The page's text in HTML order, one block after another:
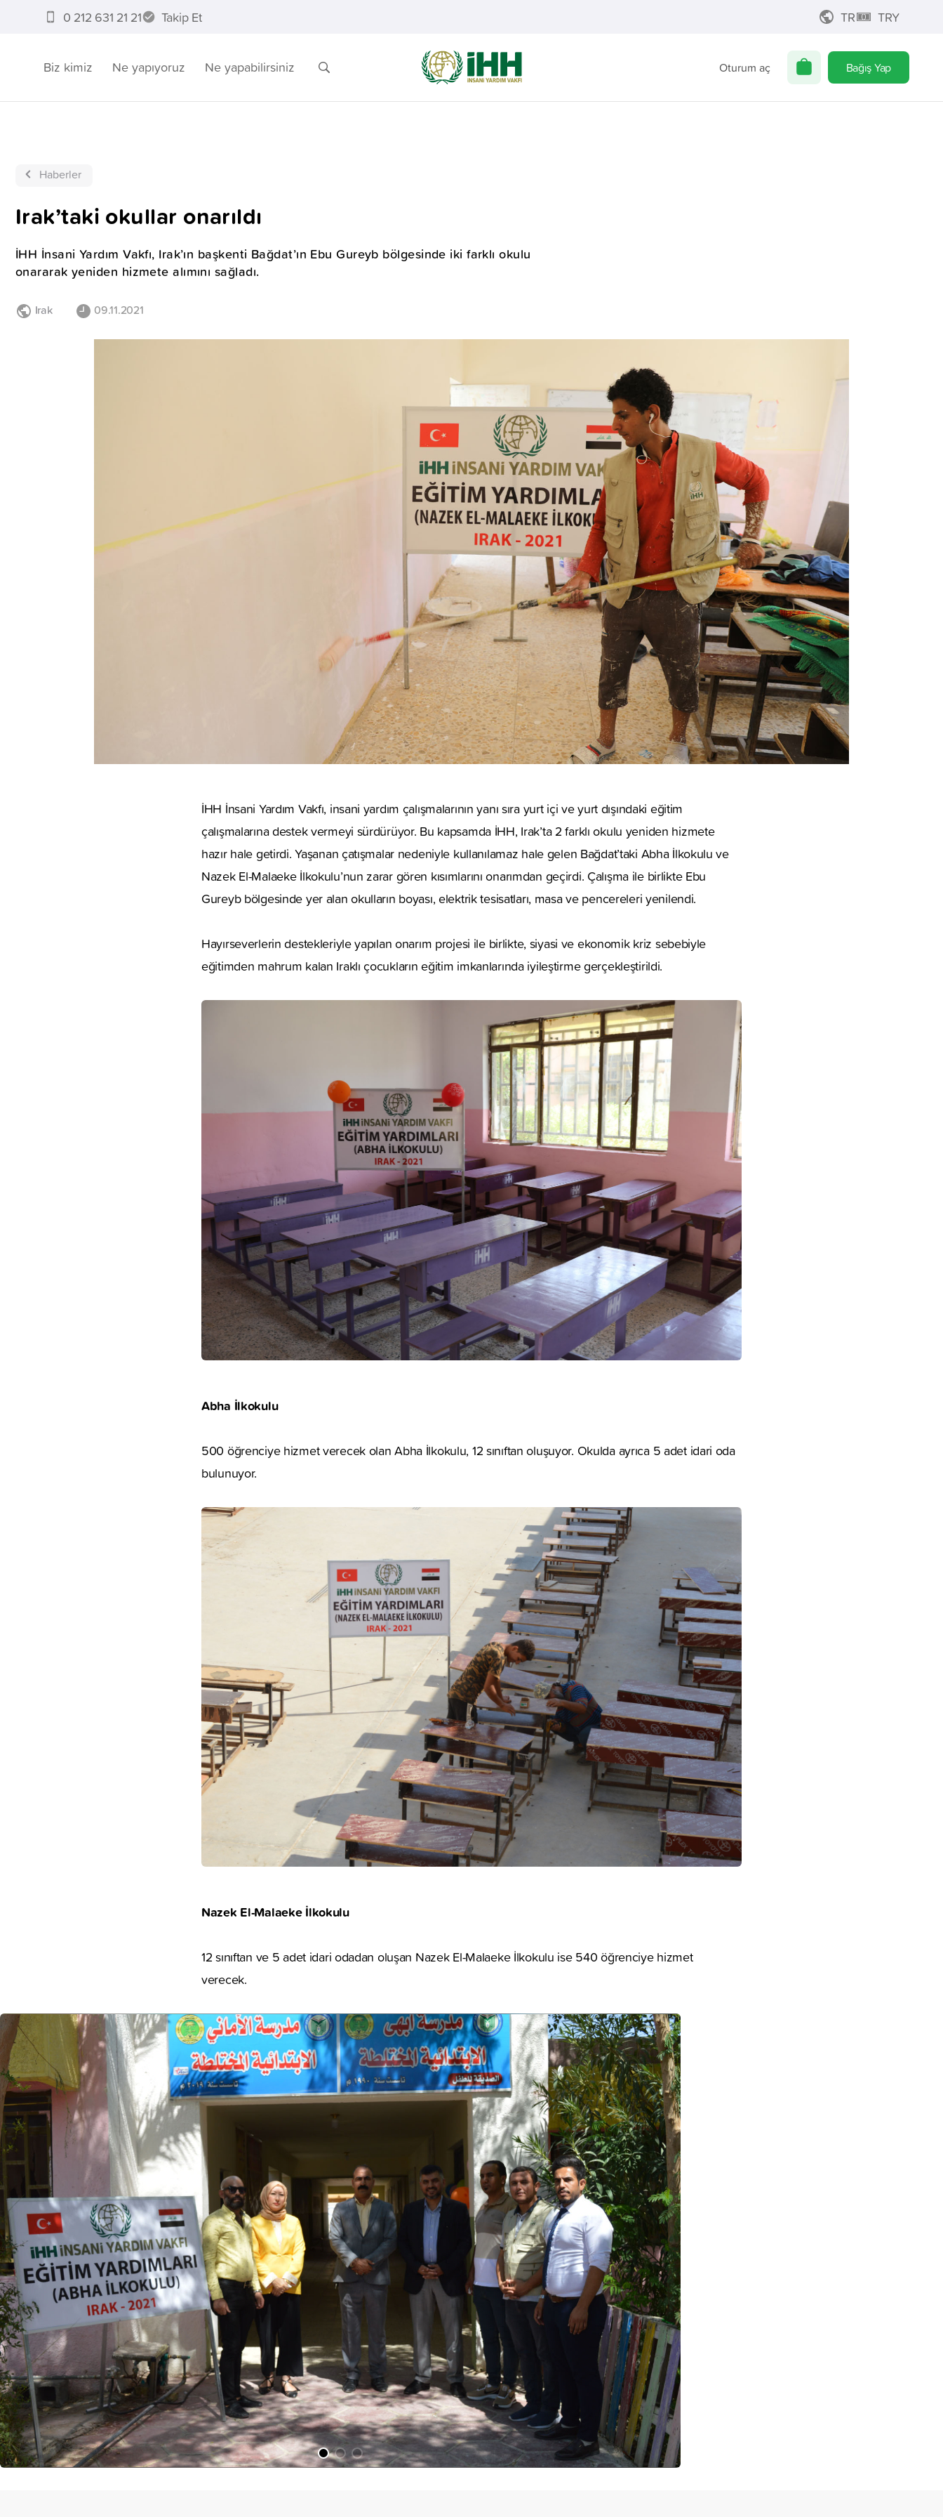
0 212 631 21 21 Takip Et TR TRY
Biz kimiz Ne yapıyoruz Ne yapabilirsiniz Oturum aç Bağış Yap
Haberler
Irak’taki okullar onarıldı
İHH İnsani Yardım Vakfı, Irak’ın başkenti Bağdat’ın Ebu Gureyb bölgesinde iki farklı okulu
onararak yeniden hizmete alımını sağladı.
Irak 09.11.2021
İHH İnsani Yardım Vakfı, insani yardım çalışmalarının yanı sıra yurt içi ve yurt dışındaki eğitim
çalışmalarına destek vermeyi sürdürüyor. Bu kapsamda İHH, Irak’ta 2 farklı okulu yeniden hizmete
hazır hale getirdi. Yaşanan çatışmalar nedeniyle kullanılamaz hale gelen Bağdat’taki Abha İlkokulu ve
Nazek El-Malaeke İlkokulu’nun zarar gören kısımlarını onarımdan geçirdi. Çalışma ile birlikte Ebu
Gureyb bölgesinde yer alan okulların boyası, elektrik tesisatları, masa ve pencereleri yenilendi.
Hayırseverlerin destekleriyle yapılan onarım projesi ile birlikte, siyasi ve ekonomik kriz sebebiyle
eğitimden mahrum kalan Iraklı çocukların eğitim imkanlarında iyileştirme gerçekleştirildi.
Abha İlkokulu
500 öğrenciye hizmet verecek olan Abha İlkokulu, 12 sınıftan oluşuyor. Okulda ayrıca 5 adet idari oda
bulunuyor.
Nazek El-Malaeke İlkokulu
12 sınıftan ve 5 adet idari odadan oluşan Nazek El-Malaeke İlkokulu ise 540 öğrenciye hizmet
verecek.